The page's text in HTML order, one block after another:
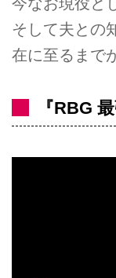
そして夫との
在に至るまで
『RBG